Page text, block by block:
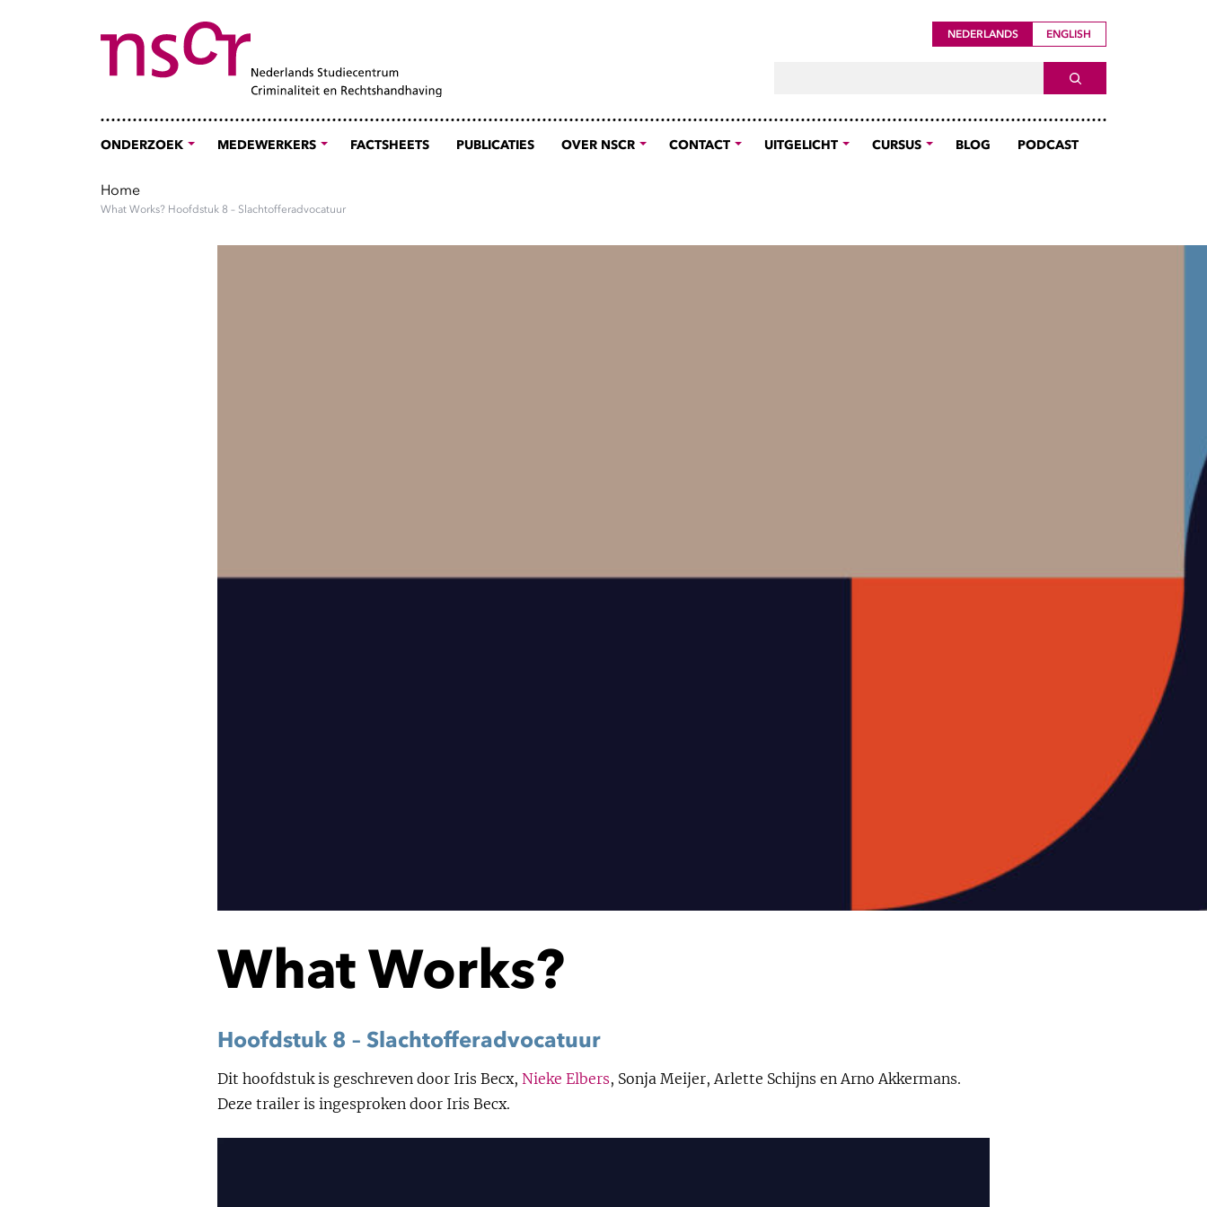
NEDERLANDS ENGLISH
SEARCH
ONDERZOEK MEDEWERKERS FACTSHEETS PUBLICATIES OVER NSCR CONTACT UITGELICHT CURSUS BLOG PODCAST
Home
What Works? Hoofdstuk 8 – Slachtofferadvocatuur
What Works?
Hoofdstuk 8 – Slachtofferadvocatuur
Dit hoofdstuk is geschreven door Iris Becx, Nieke Elbers, Sonja Meijer, Arlette Schijns en Arno Akkermans.
Deze trailer is ingesproken door Iris Becx.